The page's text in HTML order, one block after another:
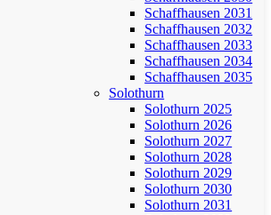
Schaffhausen 2031
Schaffhausen 2032
Schaffhausen 2033
Schaffhausen 2034
Schaffhausen 2035
Solothurn
Solothurn 2025
Solothurn 2026
Solothurn 2027
Solothurn 2028
Solothurn 2029
Solothurn 2030
Solothurn 2031